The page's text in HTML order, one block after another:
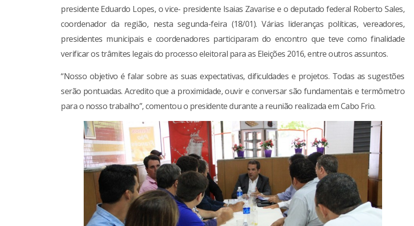
presidente Eduardo Lopes, o vice- presidente Isaias Zavarise e o deputado federal Roberto Sales,
coordenador da região, nesta segunda-feira (18/01). Várias lideranças políticas, vereadores,
presidentes municipais e coordenadores participaram do encontro que teve como finalidade
verificar os trâmites legais do processo eleitoral para as Eleições 2016, entre outros assuntos.
“Nosso objetivo é falar sobre as suas expectativas, dificuldades e projetos. Todas as sugestões
serão pontuadas. Acredito que a proximidade, ouvir e conversar são fundamentais e termômetro
para o nosso trabalho”, comentou o presidente durante a reunião realizada em Cabo Frio.